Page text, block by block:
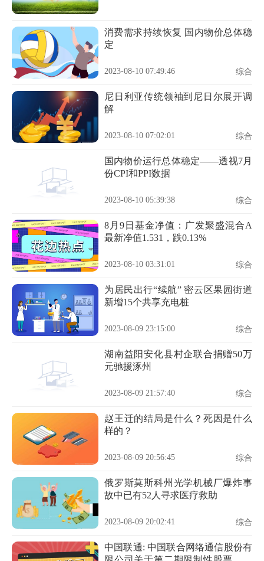
消费需求持续恢复 国内物价总体稳
定
2023-08-10 07:49:46 综合
尼日利亚传统领袖到尼日尔展开调
解
2023-08-10 07:02:01 综合
国内物价运行总体稳定——透视7月
份CPI和PPI数据
2023-08-10 05:39:38 综合
8月9日基金净值：广发聚盛混合A
最新净值1.531，跌0.13%
2023-08-10 03:31:01 综合
为居民出行“续航” 密云区果园街道
新增15个共享充电桩
2023-08-09 23:15:00 综合
湖南益阳安化县村企联合捐赠50万
元驰援涿州
2023-08-09 21:57:40 综合
赵王迁的结局是什么？死因是什么
样的？
2023-08-09 20:56:45 综合
俄罗斯莫斯科州光学机械厂爆炸事
故中已有52人寻求医疗救助
2023-08-09 20:02:41 综合
中国联通: 中国联合网络通信股份有